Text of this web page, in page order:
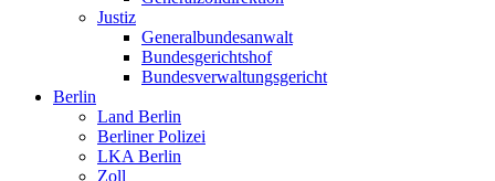
Justiz
Generalbundesanwalt
Bundesgerichtshof
Bundesverwaltungsgericht
Berlin
Land Berlin
Berliner Polizei
LKA Berlin
Zoll